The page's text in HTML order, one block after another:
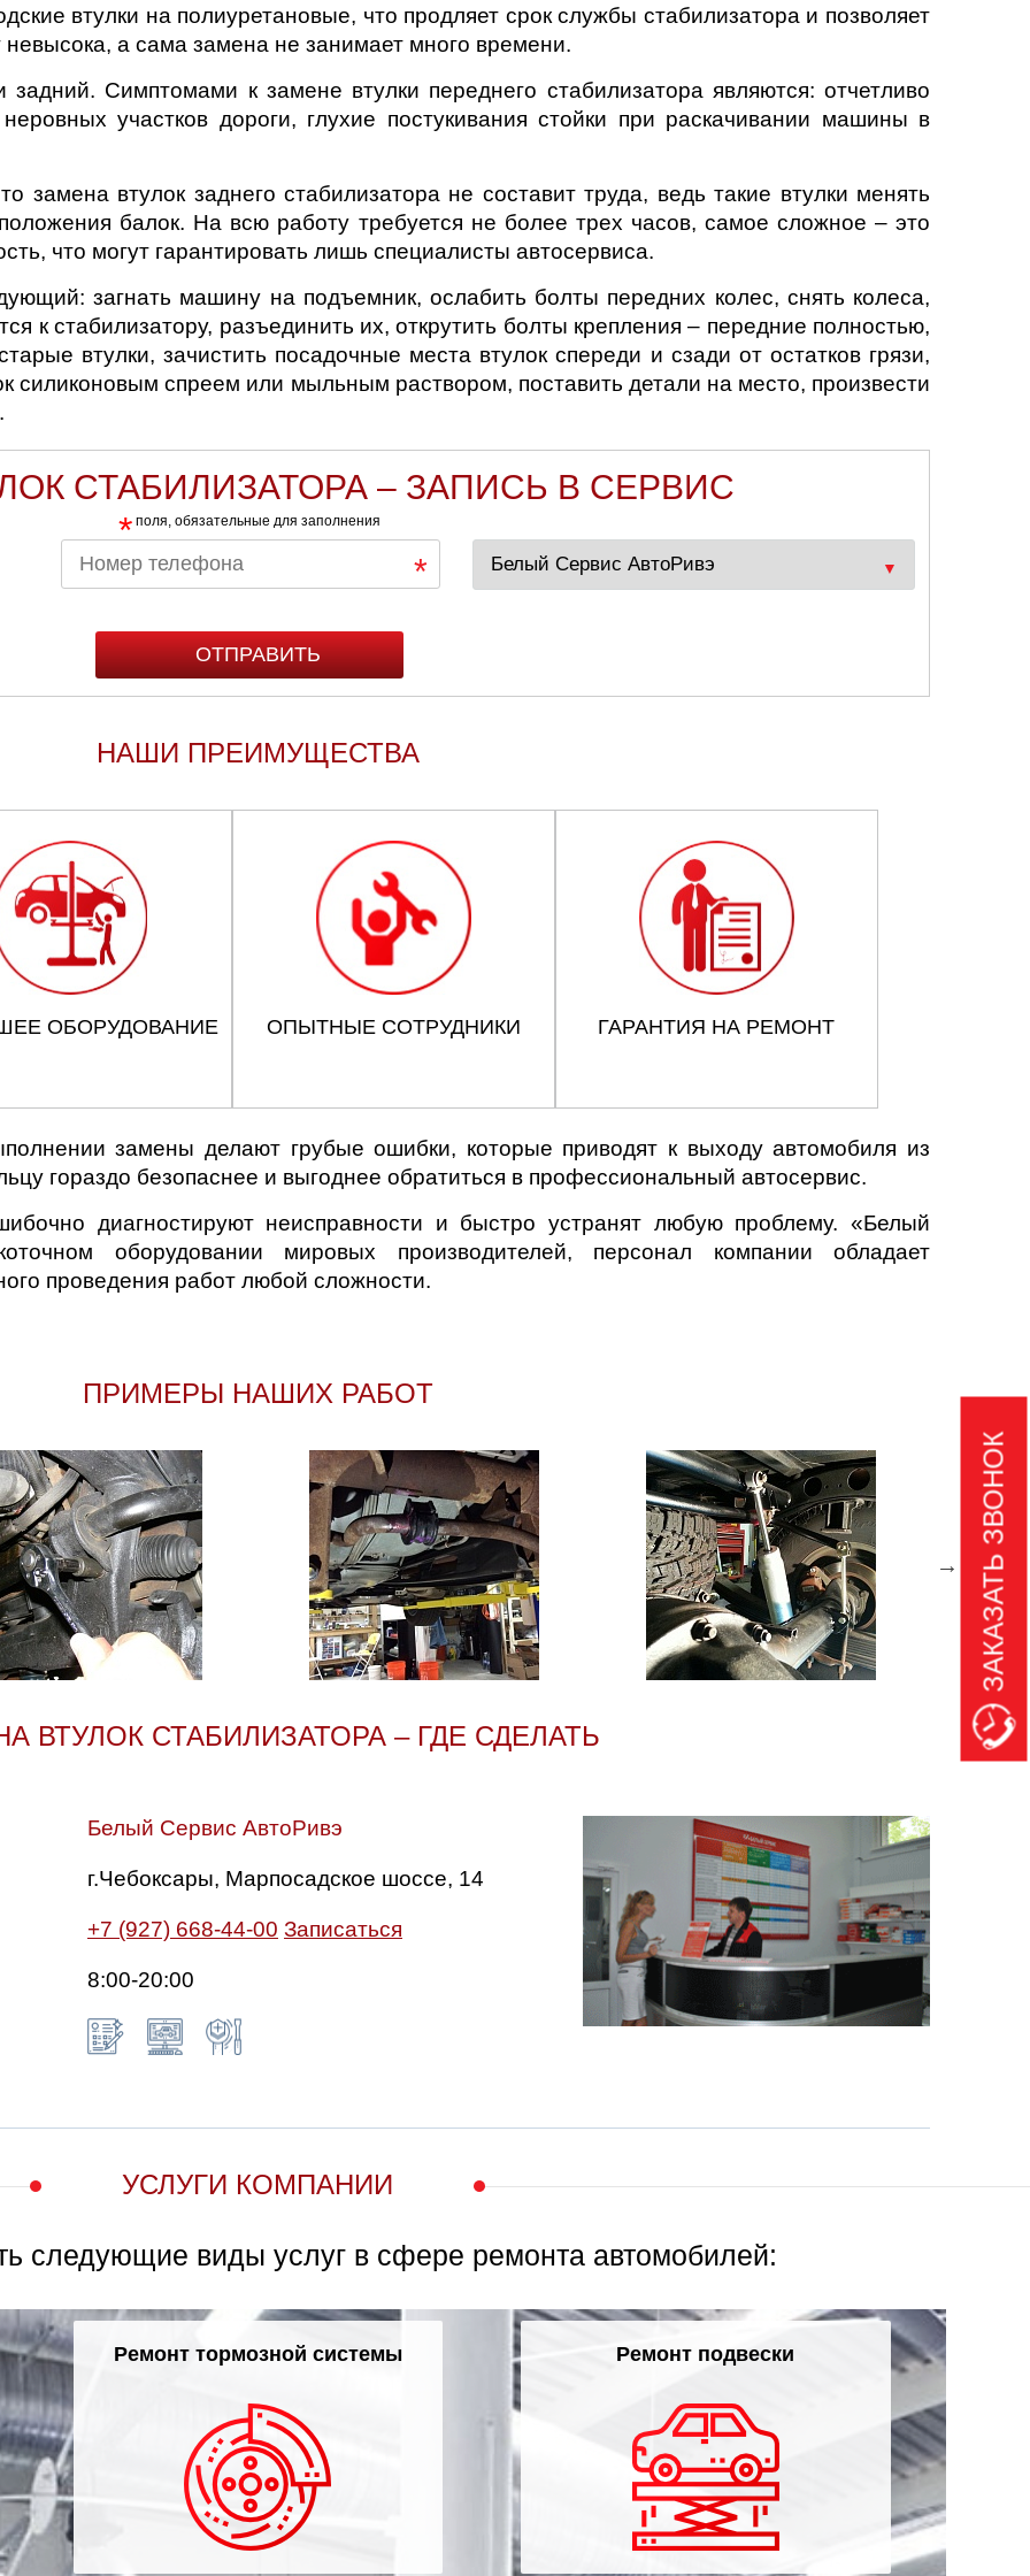
втулки на полиуретановые, что продляет срок службы стабилизатора и позволяет
а сама замена не занимает много времени.
Симптомами к замене втулки переднего стабилизатора являются: отчетливо
участков дороги, глухие постукивания стойки при раскачивании машины в
втулок заднего стабилизатора не составит труда, ведь такие втулки менять
балок. На всю работу требуется не более трех часов, самое сложное – это
что могут гарантировать лишь специалисты автосервиса.
загнать машину на подъемник, ослабить болты передних колес, снять колеса,
к стабилизатору, разъединить их, открутить болты крепления – передние полностью,
втулки, зачистить посадочные места втулок спереди и сзади от остатков грязи,
силиконовым спреем или мыльным раствором, поставить детали на место, произвести
СТАБИЛИЗАТОРА – ЗАПИСЬ В СЕРВИС
* поля, обязательные для заполнения
НАШИ ПРЕИМУЩЕСТВА
ОБОРУДОВАНИЕ ОПЫТНЫЕ СОТРУДНИКИ ГАРАНТИЯ НА РЕМОНТ
замены делают грубые ошибки, которые приводят к выходу автомобиля из
гораздо безопаснее и выгоднее обратиться в профессиональный автосервис.
диагностируют неисправности и быстро устранят любую проблему. «Белый
оборудовании мировых производителей, персонал компании обладает
проведения работ любой сложности.
ПРИМЕРЫ НАШИХ РАБОТ
ВТУЛОК СТАБИЛИЗАТОРА – ГДЕ СДЕЛАТЬ
Белый Сервис АвтоРивэ
г.Чебоксары, Марпосадское шоссе, 14
+7 (927) 668-44-00 Записаться
8:00-20:00
УСЛУГИ КОМПАНИИ
следующие виды услуг в сфере ремонта автомобилей:
Ремонт тормозной системы Ремонт подвески
ЗАКАЗАТЬ ЗВОНОК